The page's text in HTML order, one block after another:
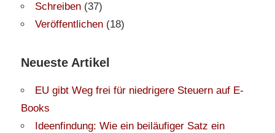
Schreiben (37)
Veröffentlichen (18)
Neueste Artikel
EU gibt Weg frei für niedrigere Steuern auf E-
Books
Ideenfindung: Wie ein beiläufiger Satz ein